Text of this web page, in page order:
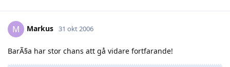
M Markus 31 okt 2006
BarÃ§a har stor chans att gå vidare fortfarande!